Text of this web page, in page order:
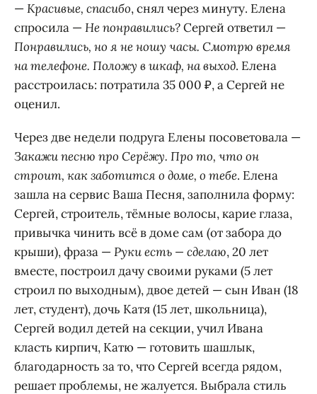
—Красивые, спасибо, снял через минуту. Елена
спросила —Не понравились?Сергей ответил —
Понравились, но я не ношу часы. Смотрю время
на телефоне. Положу в шкаф, на выход. Елена
расстроилась: потратила 35 000 ₽, а Сергей не
оценил.
Через две недели подруга Елены посоветовала —
Закажи песню про Серёжу. Про то, что он
строит, как заботится о доме, о тебе. Елена
зашла на сервис Ваша Песня, заполнила форму:
Сергей, строитель, тёмные волосы, карие глаза,
привычка чинить всё в доме сам (от забора до
крыши), фраза —Руки есть — сделаю, 20 лет
вместе, построил дачу своими руками (5 лет
строил по выходным), двое детей — сын Иван (18
лет, студент), дочь Катя (15 лет, школьница),
Сергей водил детей на секции, учил Ивана
класть кирпич, Катю — готовить шашлык,
благодарность за то, что Сергей всегда рядом,
решает проблемы, не жалуется. Выбрала стиль